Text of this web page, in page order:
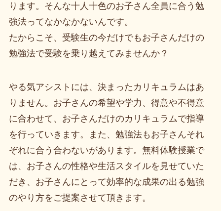
ります。そんな十人十色のお子さん全員に合う勉
強法ってなかなかないんです。
たからこそ、受験生の今だけでもお子さんだけの
勉強法で受験を乗り越えてみませんか？
やる気アシストには、決まったカリキュラムはあ
りません。お子さんの希望や学力、得意や不得意
に合わせて、お子さんだけのカリキュラムで指導
を行っていきます。また、勉強法もお子さんそれ
ぞれに合う合わないがあります。無料体験授業で
は、お子さんの性格や生活スタイルを見せていた
だき、お子さんにとって効率的な成果の出る勉強
のやり方をご提案させて頂きます。